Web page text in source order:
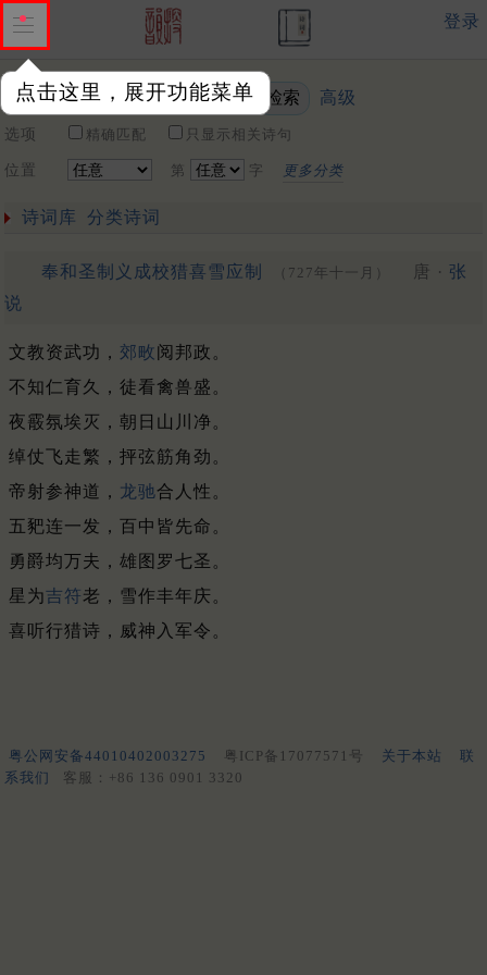
点击这里，展开功能菜单
登录
关键词 高级
选项 精确匹配 只显示相关诗句
位置 第 字 更多分类
诗词库 分类诗词
奉和圣制义成校猎喜雪应制 （727年十一月） 唐 · 张
说
文教资武功， 郊畋阅邦政。
不知仁育久，徒看禽兽盛。
夜霰氛埃灭，朝日山川净。
绰仗飞走繁，抨弦筋角劲。
帝射参神道， 龙驰合人性。
五豝连一发，百中皆先命。
勇爵均万夫，雄图罗七圣。
星为吉符老，雪作丰年庆。
喜听行猎诗，威神入军令。
粤公网安备44010402003275 粤ICP备17077571号 关于本站
联
系我们
客服：+86 136 0901 3320